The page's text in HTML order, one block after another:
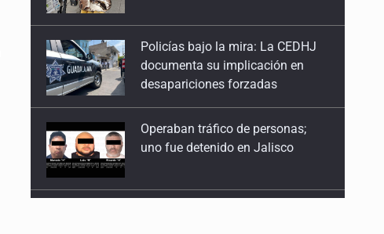
Operaban tráfico de personas;
uno fue detenido en Jalisco
Catean casa por esquema de
fraude telefónico